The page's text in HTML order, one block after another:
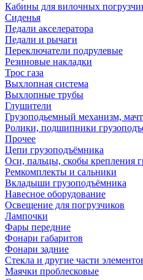
Кабины для вилочных
Сиденья
Педали акселератора
Педали и рычаги
Переключатели подрулевые
Резиновые накладки
Трос газа
Выхлопная система
Выхлопные трубы
Глушители
Грузоподьемный механизм,
Ролики, подшипники
Прочее
Цепи грузоподъёмника
Оси, пальцы, скобы крепления
Ремкомплекты и сальники
Вкладыши грузоподъёмника
Навесное оборудование
Освещение для погрузчиков
Лампочки
Фары передние
Фонари габаритов
Фонари задние
Стекла и другие части
Маячки проблесковые